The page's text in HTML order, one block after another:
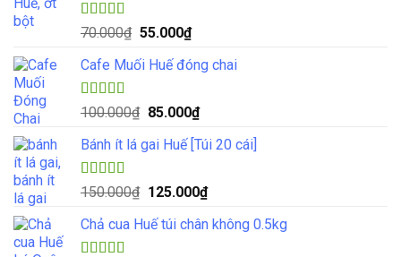
35.000₫.
Được xếp
5.00
sao
70.000₫ Giá
là:
55.000₫Giá
tại
55.000₫.
Cafe Muối Huế đóng chai
Được xếp
5.005
sao
100.000₫ Giá
là:
85.000₫Giá
tại
85.000₫.
Bánh ít lá gai Huế [Túi 20 cái]
Được xếp
4.57
5 sao
150.000₫ Giá
là:
125.000₫Giá
tại
Chả cua Huế túi chân không 0.5kg